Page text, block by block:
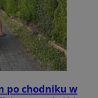
po chodniku w